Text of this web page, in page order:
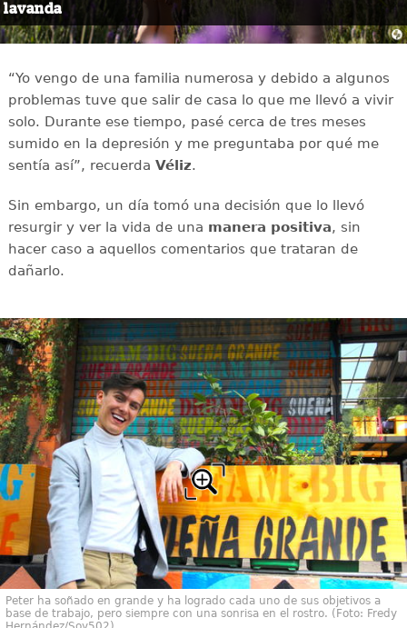
lavanda
“Yo vengo de una familia numerosa y debido a algunos
problemas tuve que salir de casa lo que me llevó a vivir
solo. Durante ese tiempo, pasé cerca de tres meses
sumido en la depresión y me preguntaba por qué me
sentía así”, recuerda Véliz.
Sin embargo, un día tomó una decisión que lo llevó
resurgir y ver la vida de una manera positiva, sin
hacer caso a aquellos comentarios que trataran de
dañarlo.
Peter ha soñado en grande y ha logrado cada uno de sus objetivos a
base de trabajo, pero siempre con una sonrisa en el rostro. (Foto: Fredy